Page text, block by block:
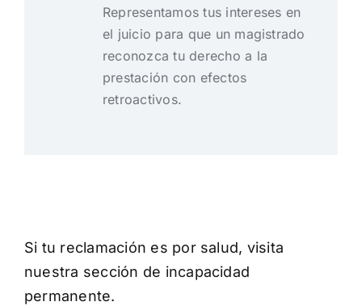
Representamos tus intereses en
el juicio para que un magistrado
reconozca tu derecho a la
prestación con efectos
retroactivos.
Si tu reclamación es por salud, visita
nuestra sección de incapacidad
permanente.